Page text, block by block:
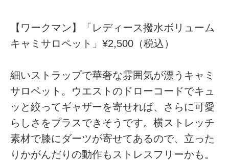
【ワークマン】「レディース撥水ボリューム
キャミサロペット」¥2,500（税込）
細いストラップで華奢な雰囲気が漂うキャミ
サロペット。ウエストのドローコードでキュ
ッと絞ってギャザーを寄せれば、さらに可愛
らしさをプラスできそうです。横ストレッチ
素材で膝にダーツが寄せてあるので、立った
りかがんだりの動作もストレスフリーかも。